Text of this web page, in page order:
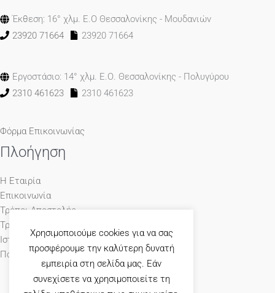
Έκθεση: 16° χλμ. Ε.Ο Θεσσαλονίκης - Μουδανιών
23920 71664
23920 71664
Εργοστάσιο: 14° χλμ. Ε.Ο. Θεσσαλονίκης - Πολυγύρου
2310 461623
2310 461623
Φόρμα Επικοινωνίας
Πλοήγηση
Η Εταιρία
Επικοινωνία
Τρόποι Αποστολής
Τρόποι Πληρωμής
Ιστολόγιο
Πολιτική Απορρήτου
Χρησιμοποιούμε cookies για να σας
προσφέρουμε την καλύτερη δυνατή
εμπειρία στη σελίδα μας. Εάν
συνεχίσετε να χρησιμοποιείτε τη